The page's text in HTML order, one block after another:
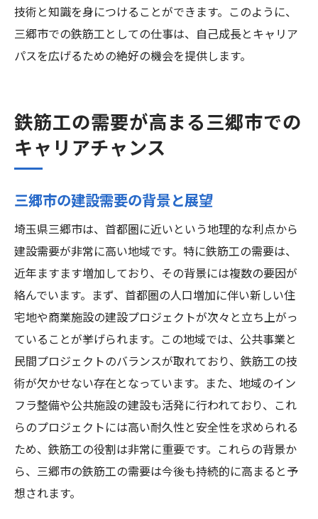
技術と知識を身につけることができます。このように、
三郷市での鉄筋工としての仕事は、自己成長とキャリア
パスを広げるための絶好の機会を提供します。
鉄筋工の需要が高まる三郷市での
キャリアチャンス
三郷市の建設需要の背景と展望
埼玉県三郷市は、首都圏に近いという地理的な利点から
建設需要が非常に高い地域です。特に鉄筋工の需要は、
近年ますます増加しており、その背景には複数の要因が
絡んでいます。まず、首都圏の人口増加に伴い新しい住
宅地や商業施設の建設プロジェクトが次々と立ち上がっ
ていることが挙げられます。この地域では、公共事業と
民間プロジェクトのバランスが取れており、鉄筋工の技
術が欠かせない存在となっています。また、地域のイン
フラ整備や公共施設の建設も活発に行われており、これ
らのプロジェクトには高い耐久性と安全性を求められる
ため、鉄筋工の役割は非常に重要です。これらの背景か
ら、三郷市の鉄筋工の需要は今後も持続的に高まると予
想されます。